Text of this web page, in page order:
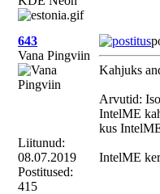
643
Vana Pingviin
Liitunud:
08.07.2019
Postitused:
415
Kahjuks
Arvutid:
IntelME
kus
IntelME